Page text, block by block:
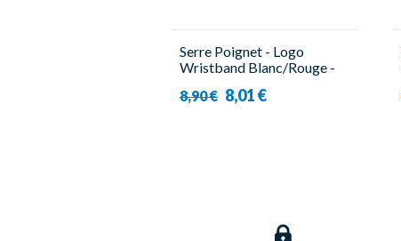
Serre Poignet - Logo
Wristband Blanc/Rouge -
8,90 € 8,01 €